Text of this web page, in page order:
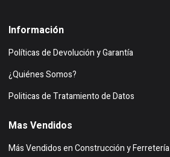
Información
Políticas de Devolución y Garantía
¿Quiénes Somos?
Politicas de Tratamiento de Datos
Mas Vendidos
Más Vendidos en Construcción y Ferretería